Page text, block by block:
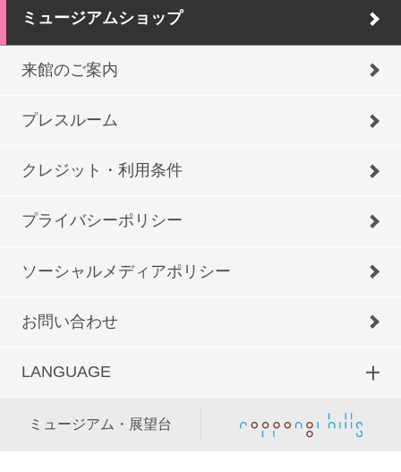
ミュージアムショップ
来館のご案内
プレスルーム
クレジット・利用条件
プライバシーポリシー
ソーシャルメディアポリシー
お問い合わせ
LANGUAGE
ミュージアム・展望台